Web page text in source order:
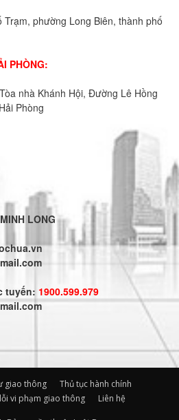
Trạm, phường Long Biên, thành phố
PHÒNG:
nhà Khánh Hội, Đường Lê Hồng
Phòng
LONG
tuyến: 1900.599.979
giao thông
Thủ tục hành chính
vi phạm giao thông Liên hệ